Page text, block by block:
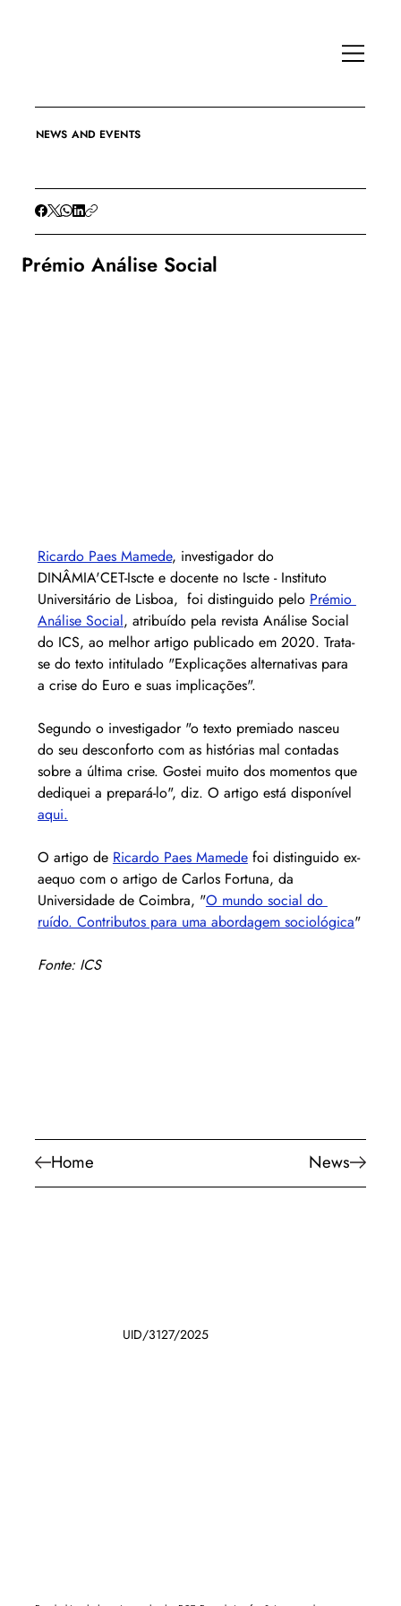
NEWS AND EVENTS
Home News
Prémio Análise Social
Ricardo Paes Mamede, investigador do
DINÂMIA'CET-Iscte e docente no Iscte - Instituto
Universitário de Lisboa,  foi distinguido pelo Prémio
Análise Social, atribuído pela revista Análise Social
do ICS, ao melhor artigo publicado em 2020. Trata-
se do texto intitulado "Explicações alternativas para
a crise do Euro e suas implicações".
Segundo o investigador "o texto premiado nasceu
do seu desconforto com as histórias mal contadas
sobre a última crise. Gostei muito dos momentos que
dediquei a prepará-lo", diz. O artigo está disponível
aqui.
O artigo de Ricardo Paes Mamede foi distinguido ex-
aequo com o artigo de Carlos Fortuna, da
Universidade de Coimbra, "O mundo social do
ruído. Contributos para uma abordagem sociológica"
Fonte: ICS
UID/3127/2025